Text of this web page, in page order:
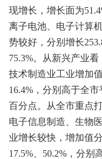
现增长，增长面为
离子电池、电子计算
势较好，分别增长
75.3%。从新兴产业
技术制造业工业增加
16.4%，分别高于全
百分点。从全市重点
电子信息制造、生物
业增长较快，增加值分
17.5%、50.2%，分别